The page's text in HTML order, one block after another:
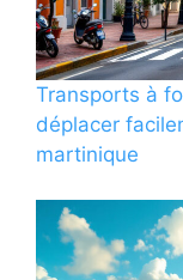
Transports à
déplacer
martinique